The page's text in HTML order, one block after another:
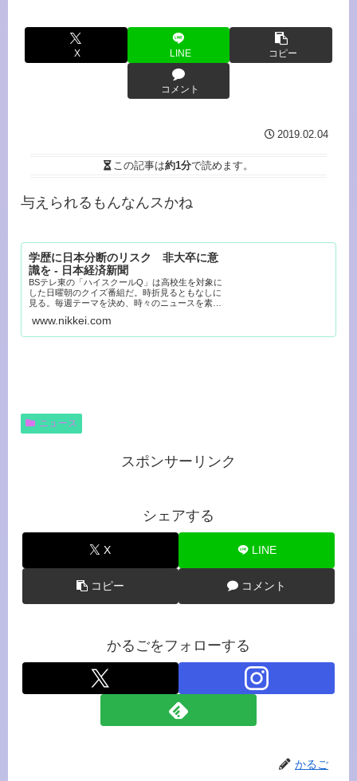
X LINE コピー
コメント
2019.02.04
この記事は約1分で読めます。
与えられるもんなんスかね
学歴に日本分断のリスク 非大卒に意
識を - 日本経済新聞
BSテレ東の「ハイスクールQ」は高校生を対象に
した日曜朝のクイズ番組だ。時折見るともなしに
見る。毎週テーマを決め、時々のニュースを素材
www.nikkei.com
ニュース
スポンサーリンク
シェアする
X LINE
コピー コメント
かるごをフォローする
かるご